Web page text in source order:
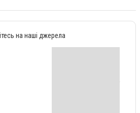
на наші джерела